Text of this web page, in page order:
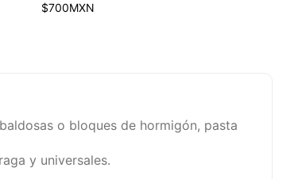
$700MXN
o bloques de hormigón, pasta
y universales.